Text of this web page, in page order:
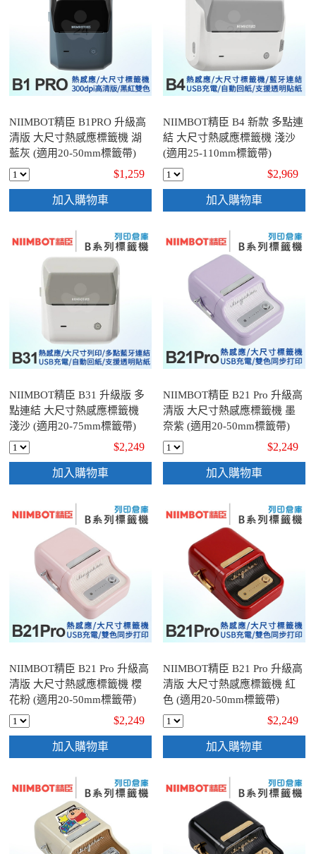
NIIMBOT精臣 B1PRO 升級高
清版 大尺寸熱感應標籤機 湖
藍灰 (適用20-50mm標籤帶)
$1,259
加入購物車
NIIMBOT精臣 B4 新款 多點連
結 大尺寸熱感應標籤機 淺沙
(適用25-110mm標籤帶)
$2,969
加入購物車
NIIMBOT精臣 B31 升級版 多
點連結 大尺寸熱感應標籤機
淺沙 (適用20-75mm標籤帶)
$2,249
加入購物車
NIIMBOT精臣 B21 Pro 升級高
清版 大尺寸熱感應標籤機 墨
奈紫 (適用20-50mm標籤帶)
$2,249
加入購物車
NIIMBOT精臣 B21 Pro 升級高
清版 大尺寸熱感應標籤機 櫻
花粉 (適用20-50mm標籤帶)
$2,249
加入購物車
NIIMBOT精臣 B21 Pro 升級高
清版 大尺寸熱感應標籤機 紅
色 (適用20-50mm標籤帶)
$2,249
加入購物車